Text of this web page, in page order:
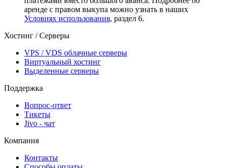
аренде с правом выкупа можно узнать в наших
Условиях использования, раздел 6.
Хостинг / Серверы
VPS / VDS облачные серверы
Виртуальный хостинг
Выделенные серверы
Поддержка
Вопрос-ответ
Тикеты
Jivo - чат
Компания
Контакты